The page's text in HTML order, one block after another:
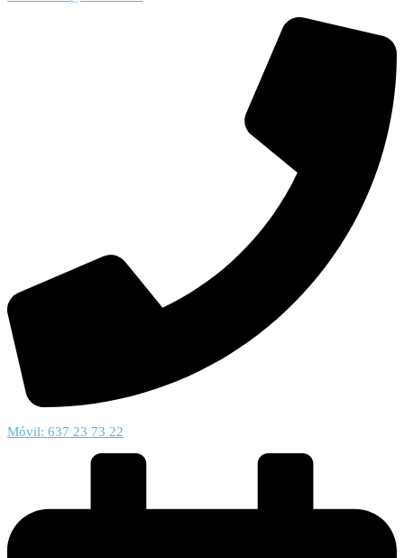
Móvil: 637 23 73 22